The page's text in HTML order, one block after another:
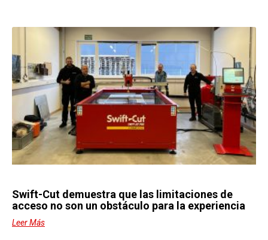
Swift-Cut demuestra que las limitaciones de
acceso no son un obstáculo para la experiencia
Leer Más